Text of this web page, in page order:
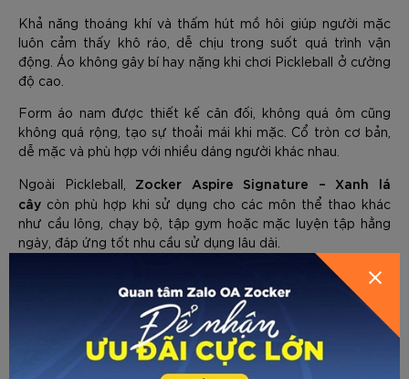
Khả năng thoáng khí và thấm hút mồ hôi giúp người mặc
luôn cảm thấy khô ráo, dễ chịu trong suốt quá trình vận
động. Áo không gây bí hay nặng khi chơi Pickleball ở cường
độ cao.
Form áo nam được thiết kế cân đối, không quá ôm cũng
không quá rộng, tạo sự thoải mái khi mặc. Cổ tròn cơ bản,
dễ mặc và phù hợp với nhiều dáng người khác nhau.
Ngoài Pickleball, Zocker Aspire Signature – Xanh lá
cây còn phù hợp khi sử dụng cho các môn thể thao khác
như cầu lông, chạy bộ, tập gym hoặc mặc luyện tập hằng
ngày, đáp ứng tốt nhu cầu sử dụng lâu dài.
THÔNG SỐ KỸ THUẬT VÀ BẢO HÀNH
HƯỚNG DẪN CHỌN SIZE
GỬI THÔNG TIN ĐỂ ZOCKER TƯ
VẤN CHO BẠN